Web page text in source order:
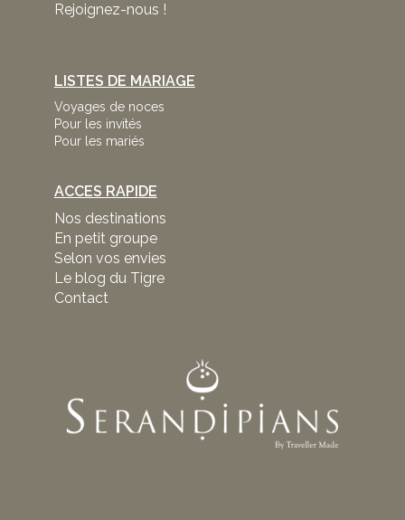
Rejoignez-nous !
LISTES DE MARIAGE
Voyages de noces
Pour les invités
Pour les mariés
ACCES RAPIDE
Nos destinations
En petit groupe
Selon vos envies
Le blog du Tigre
Contact